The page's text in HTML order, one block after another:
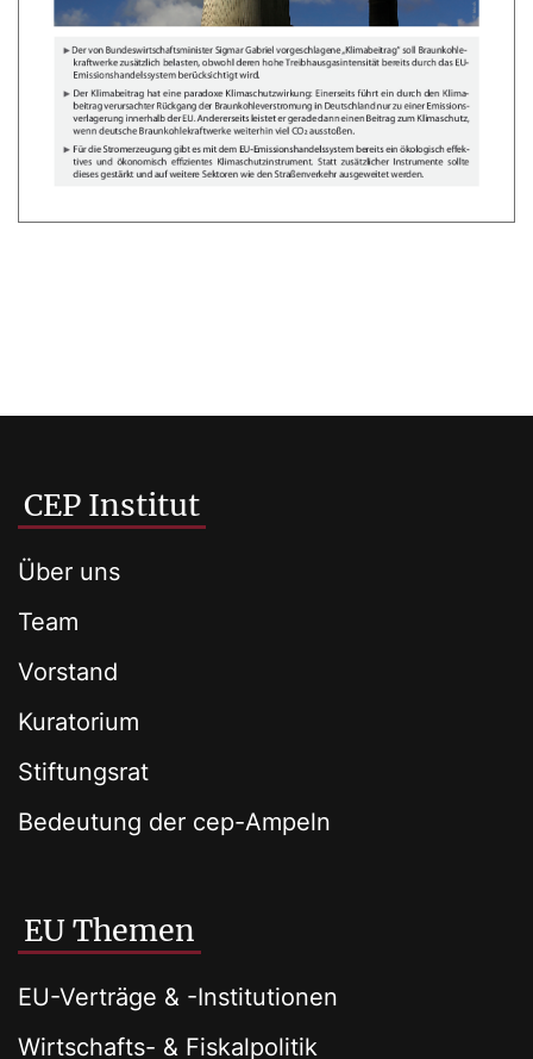
CEP Institut
Über uns
Team
Vorstand
Kuratorium
Stiftungsrat
Bedeutung der cep-Ampeln
EU Themen
EU-Verträge & -Institutionen
Wirtschafts- & Fiskalpolitik